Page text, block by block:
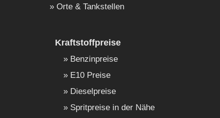
Orte & Tankstellen
Kraftstoffpreise
Benzinpreise
E10 Preise
Dieselpreise
Spritpreise in der Nähe